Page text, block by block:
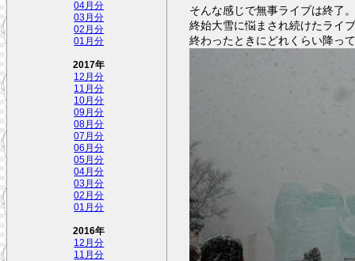
04月分
03月分
02月分
01月分
2017年
12月分
11月分
10月分
09月分
08月分
07月分
06月分
05月分
04月分
03月分
02月分
01月分
2016年
12月分
11月分
そんな感じで無事ライブは終了
終始大雪に悩まされ続けたライ
終わったときにどれくらい降っ